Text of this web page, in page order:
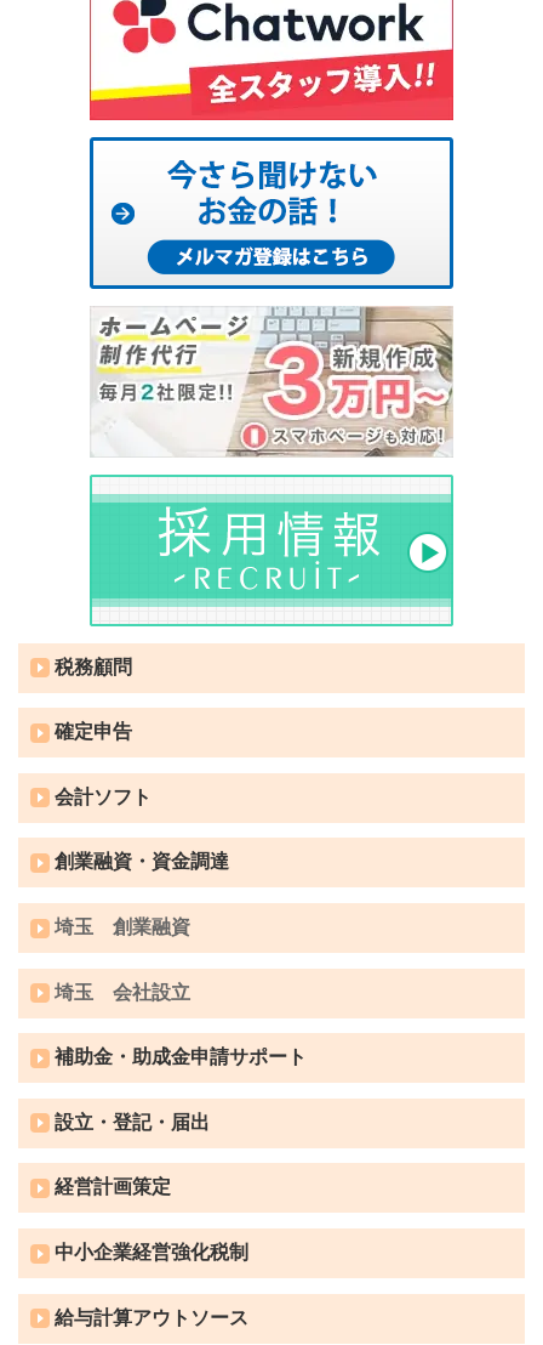
税務顧問
確定申告
会計ソフト
創業融資・資金調達
埼玉 創業融資
埼玉 会社設立
補助金・助成金申請サポート
設立・登記・届出
経営計画策定
中小企業経営強化税制
給与計算アウトソース